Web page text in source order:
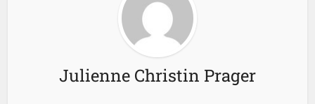
Julienne Christin Prager